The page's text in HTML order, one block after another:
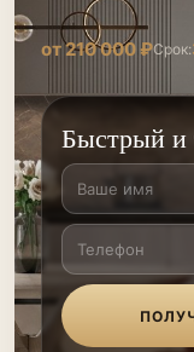
от 210 000 ₽Срок:
Быстрый и